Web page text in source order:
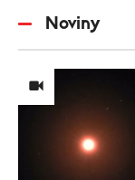
Noviny